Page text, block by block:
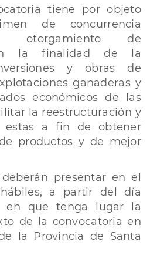
tiene por objeto
de concurrencia
otorgamiento de
la finalidad de la
y obras de
ganaderas y
económicos de las
la reestructuración y
estas a fin de obtener
productos y de mejor
presentar en el
a partir del día
en que tenga lugar la
de la convocatoria en
la Provincia de Santa